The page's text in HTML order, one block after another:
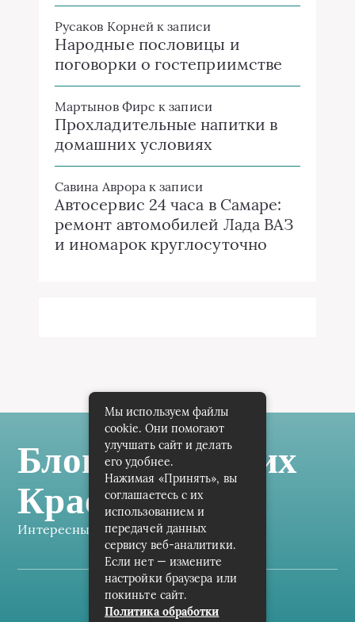
Русаков Корней к записи
Народные пословицы и
поговорки о гостеприимстве
Мартынов Фирс к записи
Прохладительные напитки в
домашних условиях
Савина Аврора к записи
Автосервис 24 часа в Самаре:
ремонт автомобилей Лада ВАЗ
и иномарок круглосуточно
Блог Самарских
Краеведов
Интересные заметки каждый день
Карта сайта
Мы используем файлы
cookie. Они помогают
улучшать сайт и делать
его удобнее.
Нажимая «Принять», вы
соглашаетесь с их
использованием и
передачей данных
сервису веб-аналитики.
Если нет — измените
настройки браузера или
покиньте сайт.
Политика обработки